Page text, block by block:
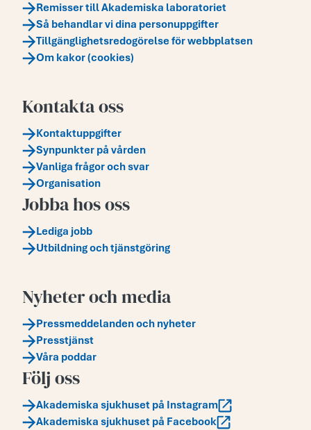
Remisser till Akademiska laboratoriet
Så behandlar vi dina personuppgifter
Tillgänglighetsredogörelse för webbplatsen
Om kakor (cookies)
Kontakta oss
Kontaktuppgifter
Synpunkter på vården
Vanliga frågor och svar
Organisation
Jobba hos oss
Lediga jobb
Utbildning och tjänstgöring
Nyheter och media
Pressmeddelanden och nyheter
Presstjänst
Våra poddar
Följ oss
Akademiska sjukhuset på Instagram
Akademiska sjukhuset på Facebook